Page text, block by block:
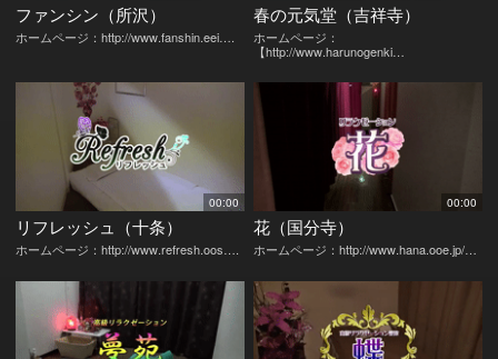
ファンシン（所沢）
ホームページ：http://www.fanshin.eei….
春の元気堂（吉祥寺）
ホームページ：
【http://www.harunogenki…
00:00
リフレッシュ（十条）
ホームページ：http://www.refresh.oos….
00:00
花（国分寺）
ホームページ：http://www.hana.ooe.jp/…